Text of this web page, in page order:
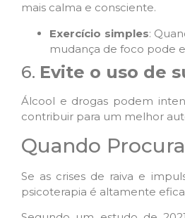
mais calma e consciente.
Exercício simples:
mudança de foco pode
6. Evite o uso de
Álcool e drogas podem
contribuir para um melhor
Quando
Se as crises de raiva e
psicoterapia é altamente